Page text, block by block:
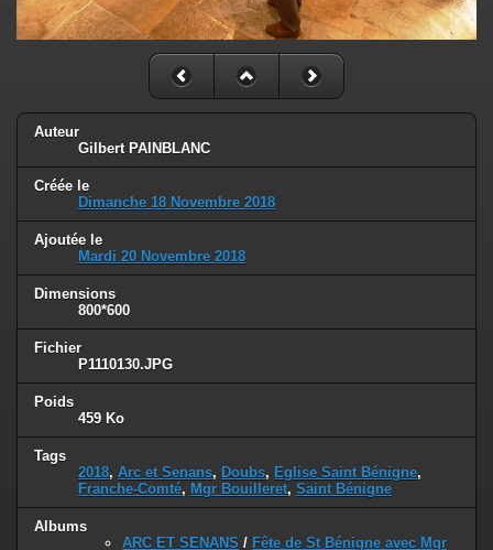
Auteur
Gilbert PAINBLANC
Créée le
Dimanche 18 Novembre 2018
Ajoutée le
Mardi 20 Novembre 2018
Dimensions
800*600
Fichier
P1110130.JPG
Poids
459 Ko
Tags
2018, Arc et Senans, Doubs, Eglise Saint Bénigne,
Franche-Comté, Mgr Bouilleret, Saint Bénigne
Albums
ARC ET SENANS / Fête de St Bénigne avec Mgr